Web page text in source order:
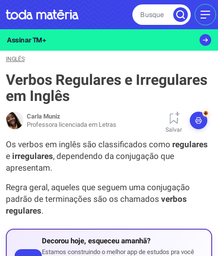
Busque
Assinar TM+
INGLÊS
Verbos Regulares e Irregulares
em Inglês
Carla Muniz
Professora licenciada em Letras
Salvar
+
Os verbos em inglês são classificados como regulares
e irregulares, dependendo da conjugação que
apresentam.
Regra geral, aqueles que seguem uma conjugação
padrão de terminações são os chamados verbos
regulares.
Decorou hoje, esqueceu amanhã?
Estamos construindo o melhor app de estudos pra você